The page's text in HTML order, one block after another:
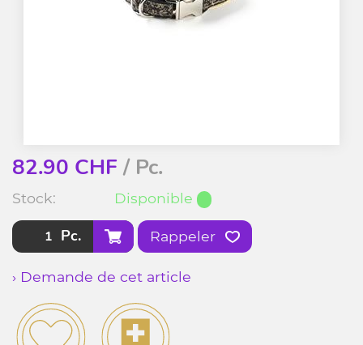
82.90 CHF/ Pc.
Stock: Disponible
Pc. Rappeler
› Demande de cet article